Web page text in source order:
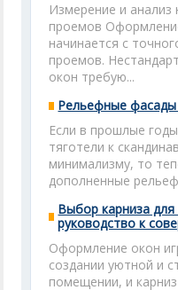
Измерение и анализ
проемов
начинается с
проемов.
окон требую...
Рельефные
Если в прошлые
тяготели к
минимализму, то
дополненные
Выбор карниза
руководство к
Оформление окон
создании уютной и
помещении, и